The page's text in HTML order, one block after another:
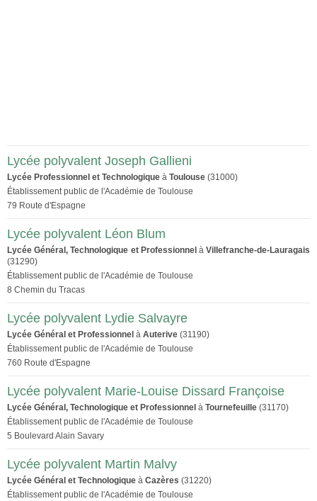
Lycée polyvalent Joseph Gallieni
Lycée Professionnel et Technologique à Toulouse (31000)
Établissement public de l'Académie de Toulouse
79 Route d'Espagne
Lycée polyvalent Léon Blum
Lycée Général, Technologique et Professionnel àVillefranche-de-Lauragais
(31290)
Établissement public de l'Académie de Toulouse
8 Chemin du Tracas
Lycée polyvalent Lydie Salvayre
Lycée Général et Professionnel à Auterive (31190)
Établissement public de l'Académie de Toulouse
760 Route d'Espagne
Lycée polyvalent Marie-Louise Dissard Françoise
Lycée Général, Technologique et Professionnel à Tournefeuille (31170)
Établissement public de l'Académie de Toulouse
5 Boulevard Alain Savary
Lycée polyvalent Martin Malvy
Lycée Général et Technologique à Cazères (31220)
Établissement public de l'Académie de Toulouse